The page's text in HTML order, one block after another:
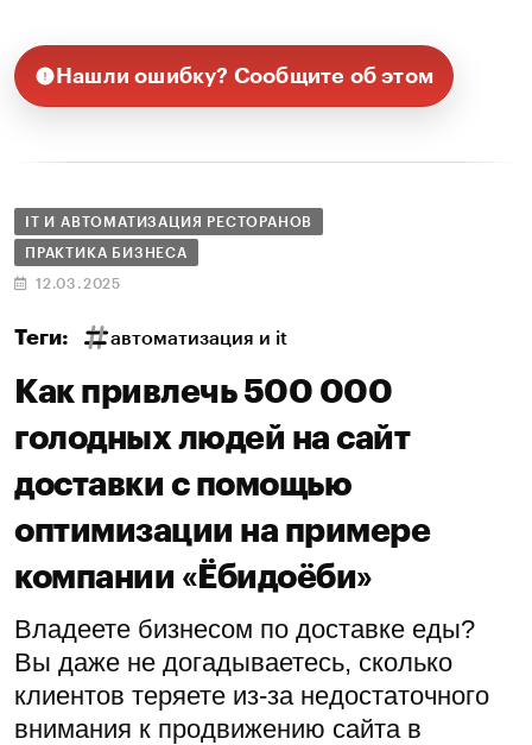
Нашли ошибку? Сообщите об этом
IT И АВТОМАТИЗАЦИЯ РЕСТОРАНОВ
ПРАКТИКА БИЗНЕСА
12.03.2025
Теги: автоматизация и it
Как привлечь 500 000
голодных людей на сайт
доставки с помощью
оптимизации на примере
компании «Ёбидоёби»
Владеете бизнесом по доставке еды?
Вы даже не догадываетесь, сколько
клиентов теряете из-за недостаточного
внимания к продвижению сайта в